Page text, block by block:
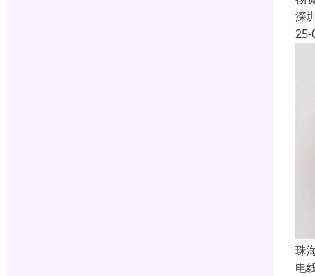
深
25-
珠
电